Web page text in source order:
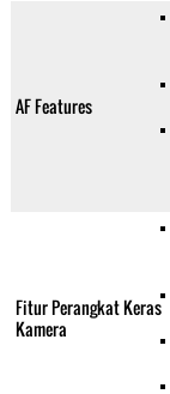
AF Features
Fitur Perangkat Keras
Kamera